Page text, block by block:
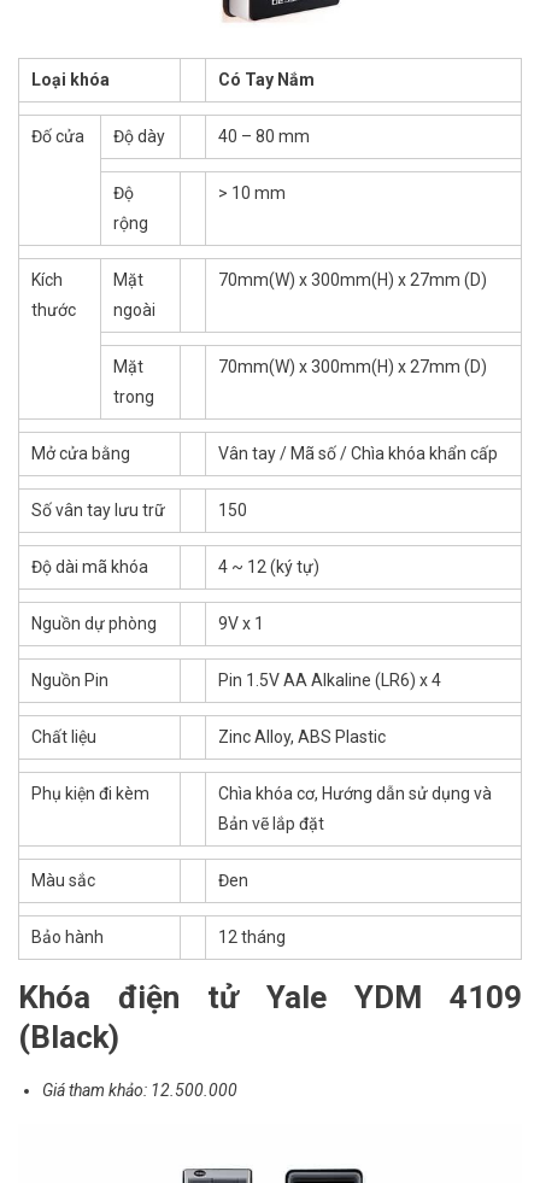
Loại khóa Có Tay Nắm
Đố cửa Độ dày 40 – 80 mm
Độ
rộng
> 10 mm
Kích
thước
Mặt
ngoài
70mm(W) x 300mm(H) x 27mm (D)
Mặt
trong
70mm(W) x 300mm(H) x 27mm (D)
Mở cửa bằng Vân tay / Mã số / Chìa khóa khẩn cấp
Số vân tay lưu trữ 150
Độ dài mã khóa 4 ~ 12 (ký tự)
Nguồn dự phòng 9V x 1
Nguồn Pin Pin 1.5V AA Alkaline (LR6) x 4
Chất liệu Zinc Alloy, ABS Plastic
Phụ kiện đi kèm
Chìa khóa cơ, Hướng dẫn sử dụng và
Bản vẽ lắp đặt
Màu sắc Đen
Bảo hành 12 tháng
Khóa điện tử Yale YDM 4109
(Black)
Giá tham khảo: 12.500.000